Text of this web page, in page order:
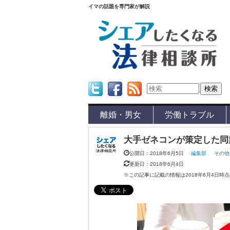
イマの話題を専門家が解説
離婚・男女 労働トラブル
大手ゼネコンが策定した
公開日：2018年6月5日 編集部
その他
更新日：2018年6月4日
※この記事に記載の情報は2018年6月4日時